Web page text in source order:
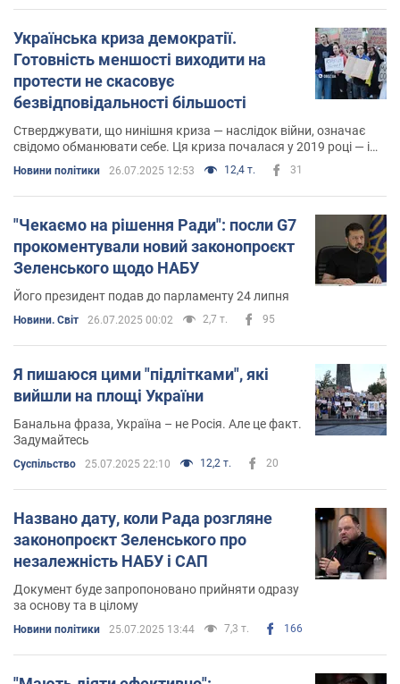
Українська криза демократії.
Готовність меншості виходити на
протести не скасовує
безвідповідальності більшості
Стверджувати, що нинішня криза — наслідок війни, означає
свідомо обманювати себе. Ця криза почалася у 2019 році — і
може не закінчитися ніколи
Новини політики 26.07.2025 12:53 12,4 т. 31
"Чекаємо на рішення Ради": посли G7
прокоментували новий законопроєкт
Зеленського щодо НАБУ
Його президент подав до парламенту 24 липня
Новини. Світ 26.07.2025 00:02 2,7 т. 95
Я пишаюся цими "підлітками", які
вийшли на площі України
Банальна фраза, Україна – не Росія. Але це факт.
Задумайтесь
Суспільство 25.07.2025 22:10 12,2 т. 20
Названо дату, коли Рада розгляне
законопроєкт Зеленського про
незалежність НАБУ і САП
Документ буде запропоновано прийняти одразу
за основу та в цілому
Новини політики 25.07.2025 13:44 7,3 т. 166